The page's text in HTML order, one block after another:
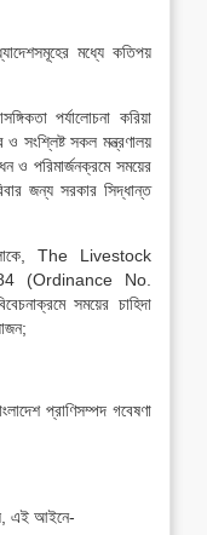
মধ্যে কতিপয়
পর্যালোচনা করিয়া
সংশ্লিষ্ট সকল মন্ত্রণালয়
ও পরিমার্জনক্রমে সময়ের
জন্য সরকার সিদ্ধান্ত
The Livestock
(Ordinance No.
সময়ের চাহিদা
প্রাণিসম্পদ গবেষণা
এই আইনে-